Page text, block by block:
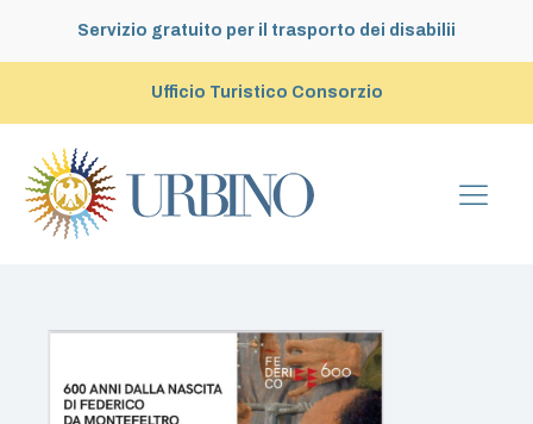
Servizio gratuito per il trasporto dei disabilii
Ufficio Turistico Consorzio